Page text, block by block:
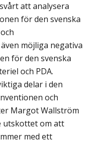
att analysera
för den svenska
möjliga negativa
för den svenska
och PDA.
delar i den
och
Margot Wallström
utskottet om att
med ett